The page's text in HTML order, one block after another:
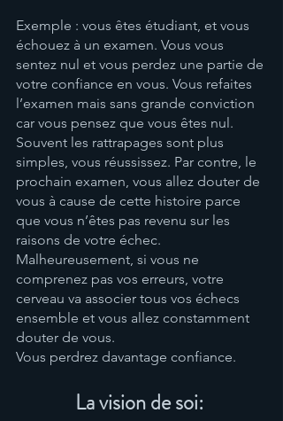
Exemple : vous êtes étudiant, et vous
échouez à un examen. Vous vous
sentez nul et vous perdez une partie de
votre confiance en vous. Vous refaites
l’examen mais sans grande conviction
car vous pensez que vous êtes nul.
Souvent les rattrapages sont plus
simples, vous réussissez. Par contre, le
prochain examen, vous allez douter de
vous à cause de cette histoire parce
que vous n’êtes pas revenu sur les
raisons de votre échec.
Malheureusement, si vous ne
comprenez pas vos erreurs, votre
cerveau va associer tous vos échecs
ensemble et vous allez constamment
douter de vous.
Vous perdrez davantage confiance.
La vision de soi: